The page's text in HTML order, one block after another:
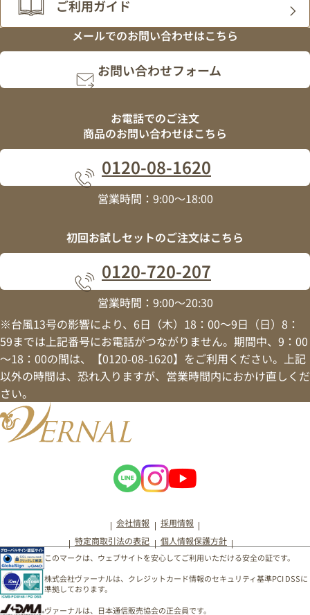
ご利用ガイド
メールでのお問い合わせはこちら
お問い合わせフォーム
お電話でのご注文
商品のお問い合わせはこちら
0120-08-1620
営業時間：9:00～18:00
初回お試しセットのご注文はこちら
0120-720-207
営業時間：9:00～20:30
※台風13号の影響により、6日（木）18：00～9日（日）8：
59までは上記番号にお電話がつながりません。期間中、9：00
～18：00の間は、【0120-08-1620】をご利用ください。上記
以外の時間は、恐れ入りますが、営業時間内におかけ直しくだ
さい。
会社情報
採用情報
特定商取引法の表記
個人情報保護方針
このマークは、ウェブサイトを安心してご利用いただける安全の証です。
株式会社ヴァーナルは、クレジットカード情報のセキュリティ基準PCI DSSに
準拠しております。
ヴァーナルは、日本通信販売協会の正会員です。